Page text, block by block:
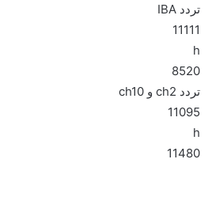
تردد IBA
11111
h
8520
تردد ch2 و ch10
11095
h
11480